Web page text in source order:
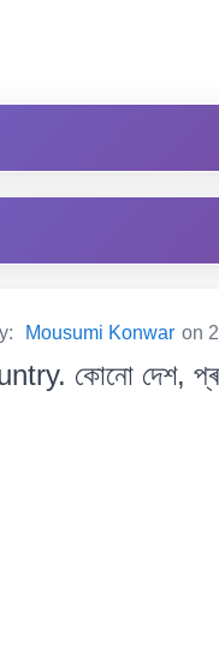
Mousumi Konwar on
কোনো দেশ,